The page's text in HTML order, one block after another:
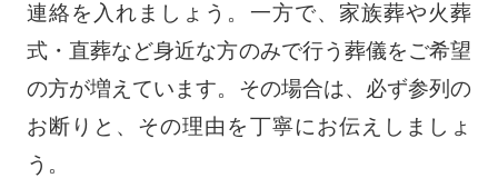
連絡を入れましょう。一方で、家族葬や火葬
式・直葬など身近な方のみで行う葬儀をご希望
の方が増えています。その場合は、必ず参列の
お断りと、その理由を丁寧にお伝えしましょ
う。